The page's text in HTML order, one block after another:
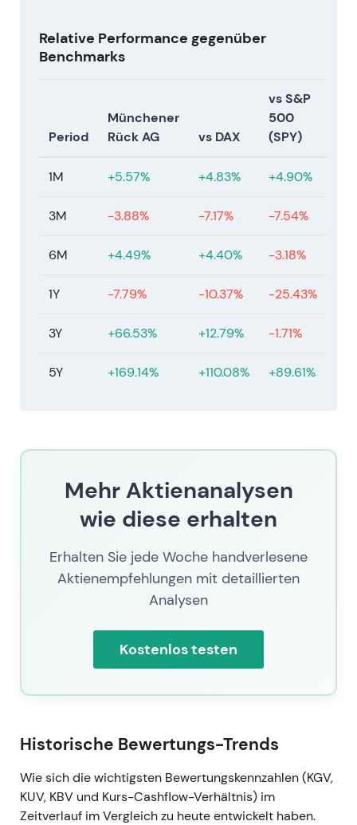
den Zeitraum.[43],[40]
Einschätzung:
cashgenerierender Kapitalrückführungs-
Champion unter den globalen
Rückversicherern — die Kombination aus
und aggressiven Rückkäufen sowie
defensivem Profil.
[40]
Neubewertung bis in das Jahr 2026 hinein,
Dividendensteigerungen und substanziellen
2026). (abgeleitet)
Relative Performance gegenüber
Benchmarks
Period
Münchener
Rück AG
vs DAX
vs S&P
500
(SPY)
1M +5.57% +4.83% +4.90%
3M -3.88% -7.17% -7.54%
6M +4.49% +4.40% -3.18%
1Y -7.79% -10.37% -25.43%
3Y +66.53% +12.79% -1.71%
5Y +169.14% +110.08% +89.61%
Mehr Aktienanalysen
wie diese erhalten
Erhalten Sie jede Woche handverlesene
Aktienempfehlungen mit detaillierten
Analysen
Kostenlos testen
Historische Bewertungs-Trends
Wie sich die wichtigsten Bewertungskennzahlen (KGV,
KUV, KBV und Kurs-Cashflow-Verhältnis) im
Zeitverlauf im Vergleich zu heute entwickelt haben.